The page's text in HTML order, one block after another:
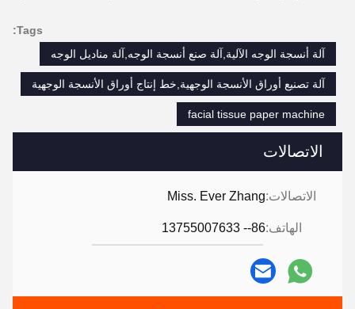
الاتصالات
الاتصالات:Miss. Ever Zhang
الهاتف:86-- 13755007633
Tags:
آلة أنسجة الوجه الآلية,آلة صنع أنسجة الوجه,آلة مناديل الوجه
آلة تصنيع أوراق الأنسجة الوجهية,خط إنتاج أوراق الأنسجة الوجهية
facial tissue paper machine